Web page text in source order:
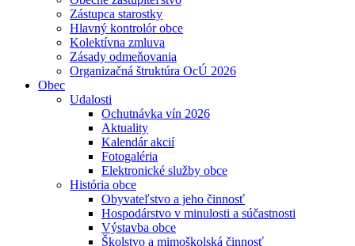
Zástupca starostky
Hlavný kontrolór obce
Kolektívna zmluva
Zásady odmeňovania
Organizačná štruktúra OcÚ 2026
Obec
Udalosti
Ochutnávka vín 2026
Aktuality
Kalendár akcií
Fotogaléria
Elektronické služby obce
História obce
Obyvateľstvo a jeho činnosť
Hospodárstvo v minulosti a súčastnosti
Výstavba obce
Školstvo a mimoškolská činnosť